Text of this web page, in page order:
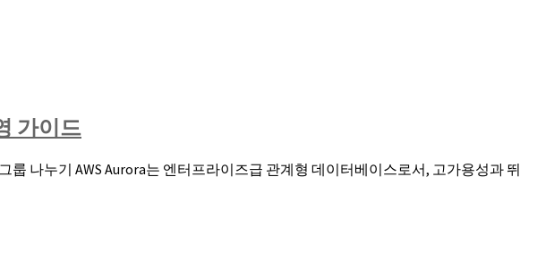
가이드
나누기 AWS Aurora는 엔터프라이즈급 관계형 데이터베이스로서, 고가용성과 뛰